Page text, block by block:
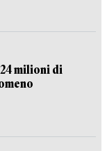
24 milioni di